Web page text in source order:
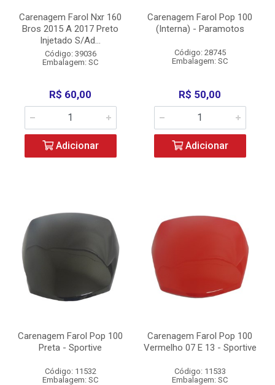
Carenagem Farol Nxr 160
Bros 2015 A 2017 Preto
Injetado S/Ad...
Código: 39036
Embalagem: SC
R$ 60,00
Adicionar
Carenagem Farol Pop 100
(Interna) - Paramotos
Código: 28745
Embalagem: SC
R$ 50,00
Adicionar
Carenagem Farol Pop 100
Preta - Sportive
Código: 11532
Embalagem: SC
Carenagem Farol Pop 100
Vermelho 07 E 13 - Sportive
Código: 11533
Embalagem: SC